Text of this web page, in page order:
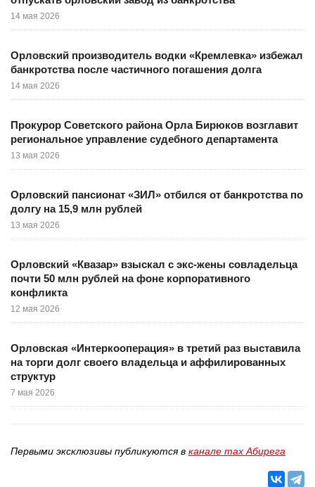
14 мая 2026
Орловский производитель водки «Кремлевка» избежал
банкротства после частичного погашения долга
14 мая 2026
Прокурор Советского района Орла Бирюков возглавит
региональное управление судебного департамента
13 мая 2026
Орловский пансионат «ЗИЛ» отбился от банкротства по
долгу на 15,9 млн рублей
13 мая 2026
Орловский «Квазар» взыскал с экс-жены совладельца
почти 50 млн рублей на фоне корпоративного
конфликта
12 мая 2026
Орловская «Интеркооперация» в третий раз выставила
на торги долг своего владельца и аффилированных
структур
7 мая 2026
Первыми эксклюзивы публикуются в канале max Абирега